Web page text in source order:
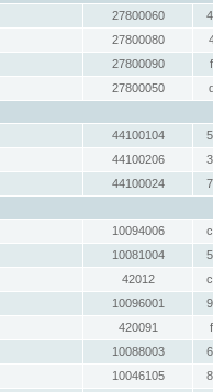
27800060
27800080
27800090
27800050
44100104
44100206
44100024
10094006
10081004
42012
10096001
420091
10088003
10046105